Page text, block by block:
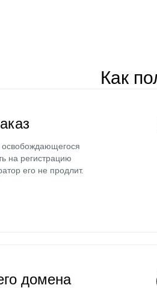
Как
на регистрацию
его не продлит.
домена